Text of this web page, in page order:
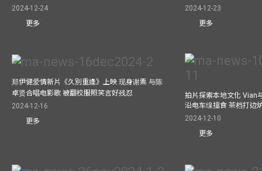
2024-12-24
更多
2024-12-23
更多
郑伊健爱情新片《久別重逢》上映 现身谢票 与陈
卓贤合唱电影歌 被翻校服照笑言好残忍
2024-12-16
更多
拍片探索本地文化 Vian
沿电车缐搵食 茶档打边
2024-12-10
更多